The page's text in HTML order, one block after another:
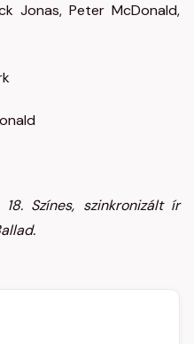
Jonas, Peter McDonald,
Színes, szinkronizált ír